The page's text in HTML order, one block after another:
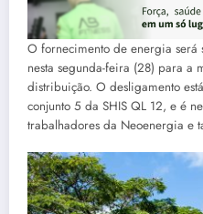
O fornecimento de energia será
nesta segunda-feira (28) para a
distribuição. O desligamento
conjunto 5 da SHIS QL 12, e é
trabalhadores da Neoenergia e